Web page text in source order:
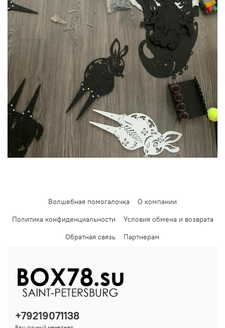
Волшебная помогалочка
О компании
Политика конфиденциальности
Условия обмена и возврата
Обратная связь
Партнерам
+79219071138